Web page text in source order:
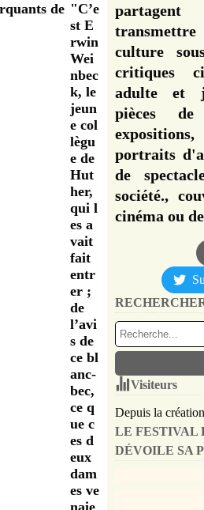
"C’e
st E
rwin
Wei
nbec
k, le
jeun
e col
lègu
e de
Hut
her,
qui l
es a
vait
fait
entr
er ;
de
l’avi
s de
ce bl
anc-
bec,
ce q
ue c
es d
eux
dam
es ve
naie
culture
critiques
adulte et
pièces
portraits
de
société.,
cinéma ou
Visiteurs
Depuis la création
LE FESTIVAL
DÉVOILE SA